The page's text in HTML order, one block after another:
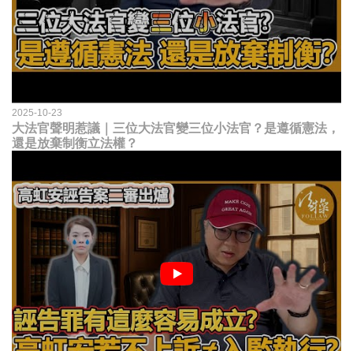
2025-10-23
大法官聲明惹議｜三位大法官變三位小法官？是遵循憲法，
還是放棄制衡立法權？